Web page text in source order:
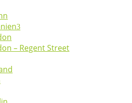
– Regent Street